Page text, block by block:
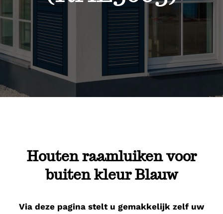
Houten raamluiken voor
buiten kleur Blauw
Via deze pagina stelt u gemakkelijk zelf uw